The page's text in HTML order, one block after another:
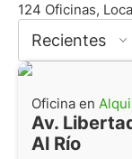
124 Oficinas,
Recientes
Oficina en
Av.
Al Río